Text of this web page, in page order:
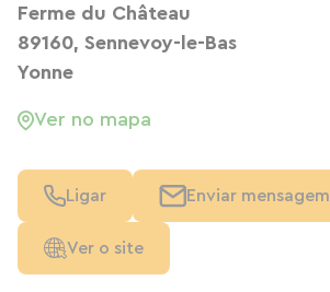
Ferme du Château
89160, Sennevoy-le-Bas
Yonne
Ver no mapa
Ligar Enviar mensagem
Ver o site